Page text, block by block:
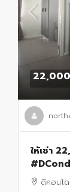
ให้เช่า
#วิวดอย
ดีคอนโ